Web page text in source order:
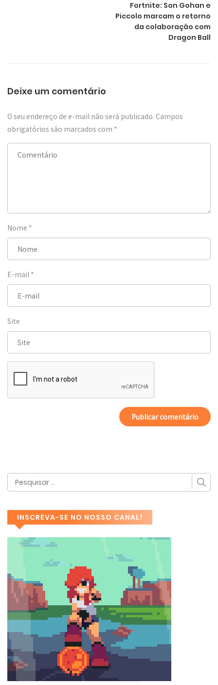
Fortnite: Son Gohan e
Piccolo marcam o retorno
da colaboração com
Dragon Ball
Deixe um comentário
O seu endereço de e-mail não será publicado. Campos
obrigatórios são marcados com *
Nome *
E-mail *
Site
INSCREVA-SE NO NOSSO CANAL!